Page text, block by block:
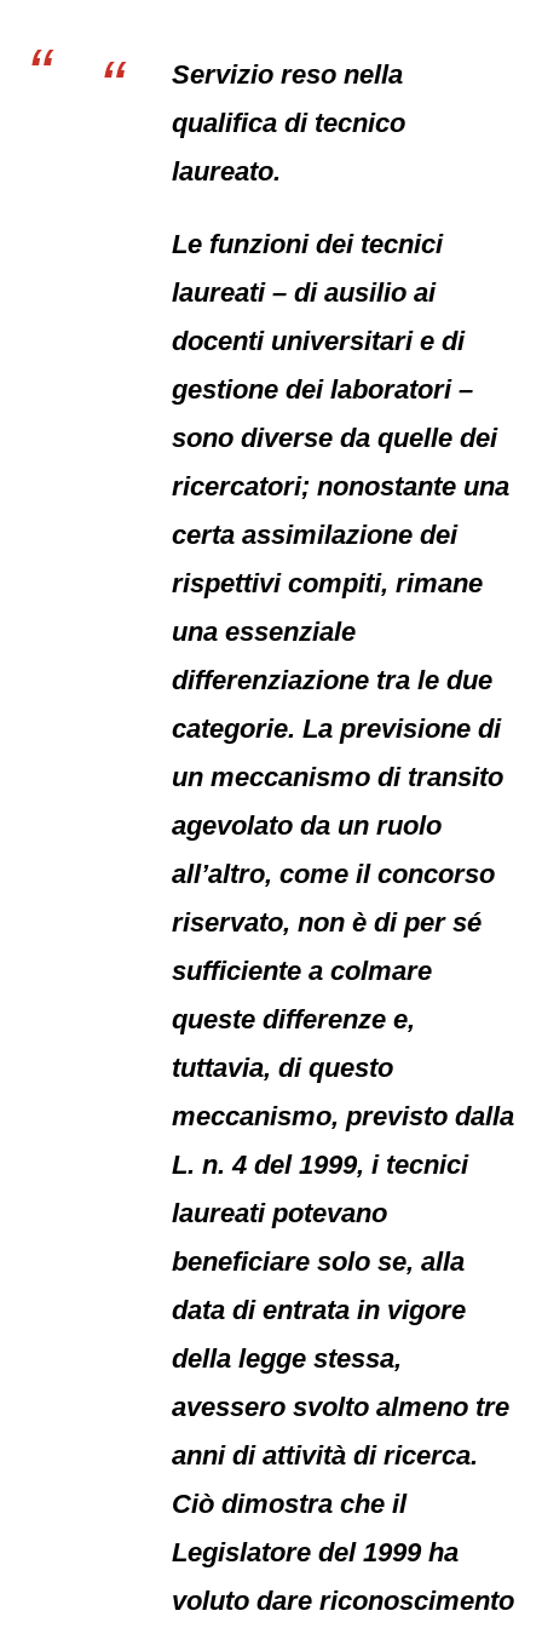
Servizio reso nella
qualifica di tecnico
laureato.
Le funzioni dei tecnici
laureati – di ausilio ai
docenti universitari e di
gestione dei laboratori –
sono diverse da quelle dei
ricercatori; nonostante una
certa assimilazione dei
rispettivi compiti, rimane
una essenziale
differenziazione tra le due
categorie. La previsione di
un meccanismo di transito
agevolato da un ruolo
all’altro, come il concorso
riservato, non è di per sé
sufficiente a colmare
queste differenze e,
tuttavia, di questo
meccanismo, previsto dalla
L. n. 4 del 1999, i tecnici
laureati potevano
beneficiare solo se, alla
data di entrata in vigore
della legge stessa,
avessero svolto almeno tre
anni di attività di ricerca.
Ciò dimostra che il
Legislatore del 1999 ha
voluto dare riconoscimento